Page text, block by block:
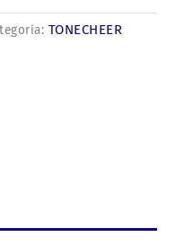
TONECHEER